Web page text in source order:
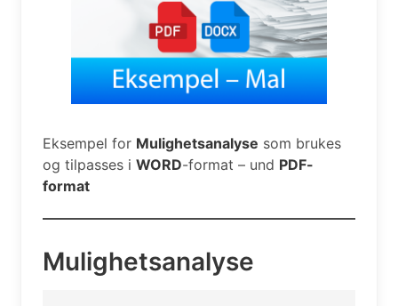
Eksempel for Mulighetsanalyse som brukes
og tilpasses i WORD-format – und PDF-
format
Mulighetsanalyse